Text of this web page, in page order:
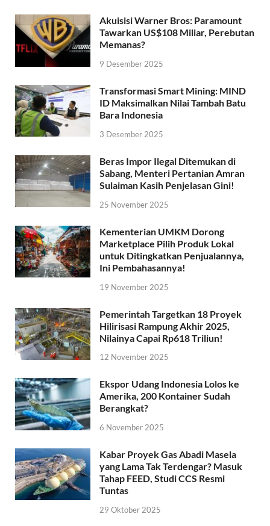
Akuisisi Warner Bros: Paramount
Tawarkan US$108 Miliar, Perebutan
Memanas?
9 Desember 2025
Transformasi Smart Mining: MIND
ID Maksimalkan Nilai Tambah Batu
Bara Indonesia
3 Desember 2025
Beras Impor Ilegal Ditemukan di
Sabang, Menteri Pertanian Amran
Sulaiman Kasih Penjelasan Gini!
25 November 2025
Kementerian UMKM Dorong
Marketplace Pilih Produk Lokal
untuk Ditingkatkan Penjualannya,
Ini Pembahasannya!
19 November 2025
Pemerintah Targetkan 18 Proyek
Hilirisasi Rampung Akhir 2025,
Nilainya Capai Rp618 Triliun!
12 November 2025
Ekspor Udang Indonesia Lolos ke
Amerika, 200 Kontainer Sudah
Berangkat?
6 November 2025
Kabar Proyek Gas Abadi Masela
yang Lama Tak Terdengar? Masuk
Tahap FEED, Studi CCS Resmi
Tuntas
29 Oktober 2025